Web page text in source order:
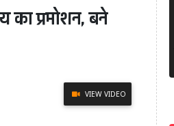
का प्रमोशन, बने
VIEW VIDEO